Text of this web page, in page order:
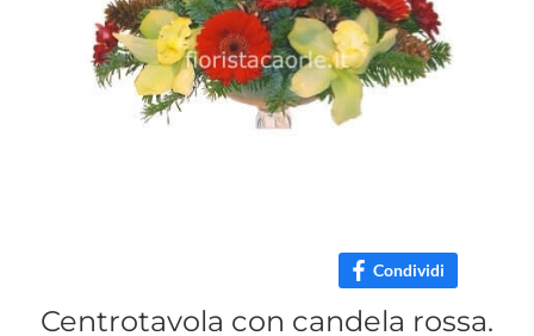
Condividi
Centrotavola con candela rossa.